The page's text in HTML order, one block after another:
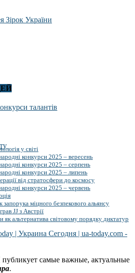
Зірок України
у світі
конкурси 2025 – вересень
конкурси 2025 – серпень
конкурси 2025 – липень
від стратосфери до космосу
конкурси 2025 – червень
запорука міцного безпекового альянсу
JJ з Австрії
як альтернатива світовому порядку диктатур
публикует самые важные, актуальные
.